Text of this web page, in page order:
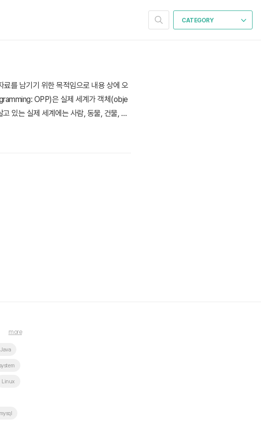
CATEGORY
를 남기기 위한 목적임으로 내용 상에 오
OPP)은 실제 세계가 객체(obje
있는 실제 세계에는 사람, 동물, 건물, 자
수행하면서 다른 객체들과 상호 작용한다.
Java
Linux
mysql
more